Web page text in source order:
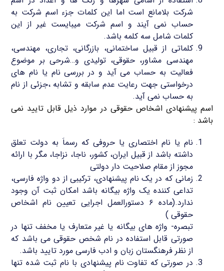
شرکت بلامانع است اما این کلمات جزء اسم شرکت به
حساب نمی آیند و اسم شرکت میبایست غیر از این
کلمات شامل سه کلمه باشد.
کلماتی از قبیل ساختمانی، بازرگانی، تجاری، مهندسی،
مهندسی مشاور، حقوقی، تولیدی و…شرحی بر موضوع
فعالیت به حساب می آید و در بررسی نام یا نام های
درخواستی جهت رعایت عدم سابقه و تشابه ،جزئی از نام
به حساب نمی آید.
اسم پیشنهادی اشخاص حقوقی در موارد ذیل قابل تایید نمی
باشد :
نام یا نام اختصاری یا حروفی که رسماَ به دولت تعلق
داشته باشد از قبیل ایران، کشور، ناجا، نزاجا، مگر با ارائه
مجوز از مقام صلاحیت دار دولتی
زمانی که در یک نام پیشنهادی، ترکیبی از دو واژه فارسی،
تداعی کننده یک واژه بیگانه باشد امکان ثبت آن وجود
ندارد.(ماده ۶ دستورالعمل اجرایی تعیین نام اشخاص
حقوقی )
تبصره- واژه های بیگانه یا غیر متعارف یا مخفف تنها در
صورتی قابل استفاده در نام شخص حقوقی می باشد که
از نظر فرهنگستان زبان و ادب فارسی مورد تایید باشد.
در صورتی که تفاوت نام پیشنهادی با نام ثبت شده تنها